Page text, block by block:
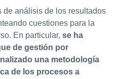
de análisis de los resultados
cuestiones para la
En particular, se ha
de gestión por
una metodología
de los procesos a